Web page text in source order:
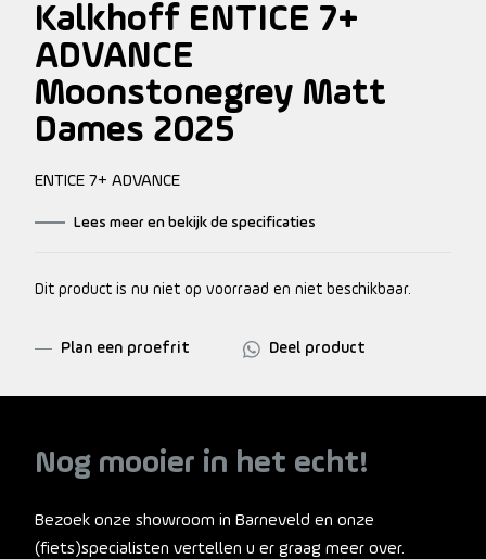
Kalkhoff ENTICE 7+
ADVANCE
Moonstonegrey Matt
Dames 2025
ENTICE 7+ ADVANCE
Lees meer en bekijk de specificaties
Dit product is nu niet op voorraad en niet beschikbaar.
Plan een proefrit Deel product
Nog mooier in het echt!
Bezoek onze showroom in Barneveld en onze
(fiets)specialisten vertellen u er graag meer over.